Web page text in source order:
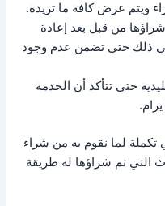
ويتم عرض كافة ما تريدة.
شراؤها من قبل بعد إعادة
ذلك حتى تضمن عدم وجود
حتى تتأكد أن الخدمة
لما نقوم به من شراء
التي تم شراؤها له طريقة